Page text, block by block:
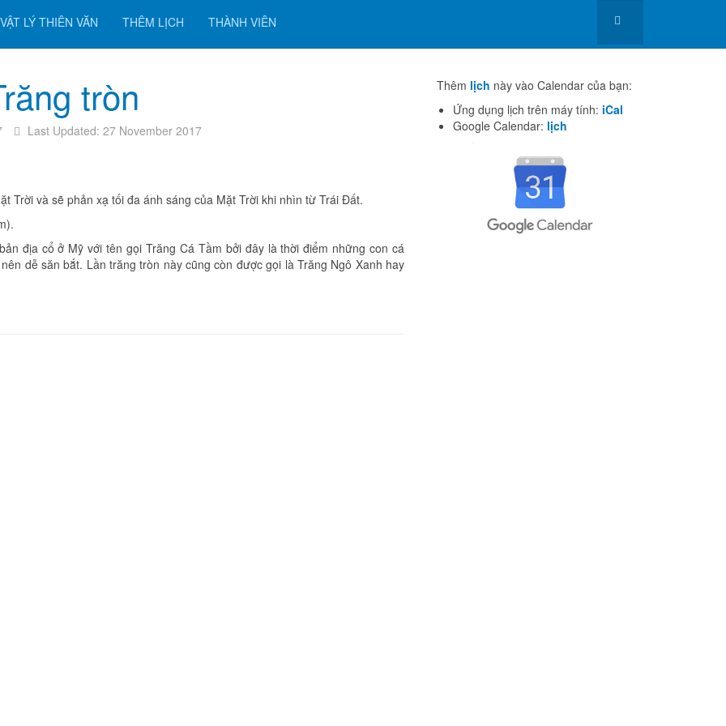
VẬT LÝ THIÊN VĂN THÊM LỊCH THÀNH VIÊN
tròn
Last Updated: 27 November 2017
Trời và sẽ phản xạ tối đa ánh sáng của Mặt Trời khi nhìn từ Trái Đất.
địa cổ ở Mỹ với tên gọi Trăng Cá Tầm bởi đây là thời điểm những con cá
dễ săn bắt. Lần trăng tròn này cũng còn được gọi là Trăng Ngô Xanh hay
phía đông
cực đại phía tây
Thêm lịch này vào Calendar của bạn:
Ứng dụng lịch trên máy tính: iCal
Google Calendar: lịch